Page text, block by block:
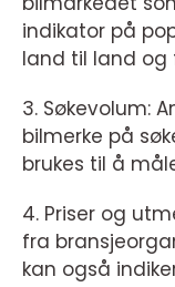
indikator på
land til land og
3. Søkevolum:
bilmerke på
brukes til å
4. Priser og
fra
kan også